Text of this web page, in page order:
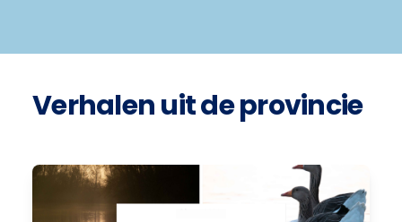
Verhalen uit de provincie